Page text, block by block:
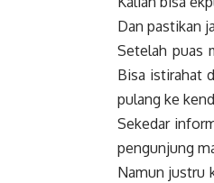
Dan pastikan
Setelah puas
Bisa istirahat
pulang ke
Sekedar
pengunjung
Namun justru